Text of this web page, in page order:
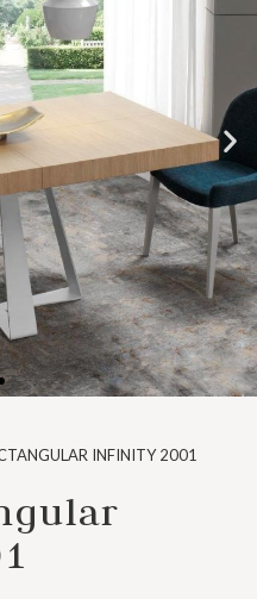
INFINITY 2001